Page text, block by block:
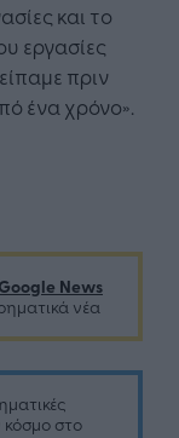
και το
εργασίες
πριν
ένα χρόνο».
Google News
νέα
κόσμο στο